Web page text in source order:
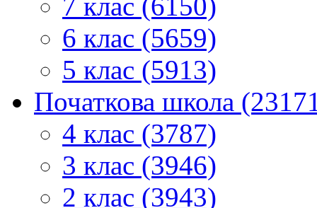
7 клас (6150)
6 клас (5659)
5 клас (5913)
Початкова школа
4 клас (3787)
3 клас (3946)
2 клас (3943)